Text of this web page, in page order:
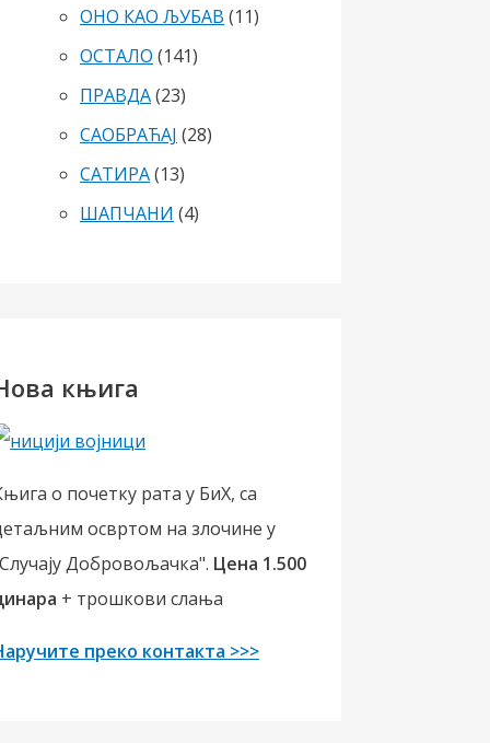
ОНО КАО ЉУБАВ (11)
ОСТАЛО (141)
ПРАВДА(23)
САОБРАЋАЈ (28)
САТИРА(13)
ШАПЧАНИ (4)
књига
о почетку рата у БиХ, са
освртом на злочине у
Добровољачка". Цена 1.500
+ трошкови слања
преко контакта >>>